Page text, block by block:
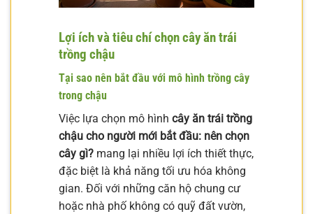
Lợi ích và tiêu chí chọn cây ăn trái
trồng chậu
Tại sao nên bắt đầu với mô hình trồng cây
trong chậu
Việc lựa chọn mô hình cây ăn trái trồng
chậu cho người mới bắt đầu: nên chọn
cây gì? mang lại nhiều lợi ích thiết thực,
đặc biệt là khả năng tối ưu hóa không
gian. Đối với những căn hộ chung cư
hoặc nhà phố không có quỹ đất vườn,